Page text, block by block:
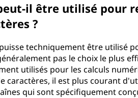
il être utilisé pour
?
techniquement être utilisé
pas le choix le plus
utilisés pour les calculs
caractères, il est plus courant
qui sont spécifiquement